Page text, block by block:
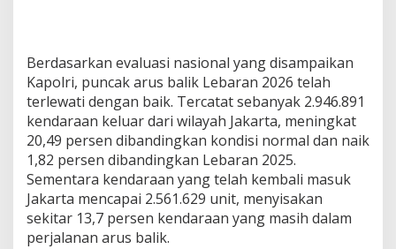
h
u
b
,
d
a
n
S
e
u
Berdasarkan evaluasi nasional yang disampaikan
Kapolri, puncak arus balik Lebaran 2026 telah
terlewati dengan baik. Tercatat sebanyak 2.946.891
kendaraan keluar dari wilayah Jakarta, meningkat
20,49 persen dibandingkan kondisi normal dan naik
1,82 persen dibandingkan Lebaran 2025.
Sementara kendaraan yang telah kembali masuk
Jakarta mencapai 2.561.629 unit, menyisakan
sekitar 13,7 persen kendaraan yang masih dalam
perjalanan arus balik.